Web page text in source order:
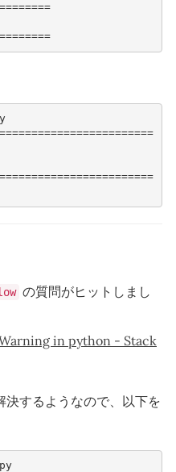
の質問がヒットしまし
in python - Stack
決するようなので、以下を